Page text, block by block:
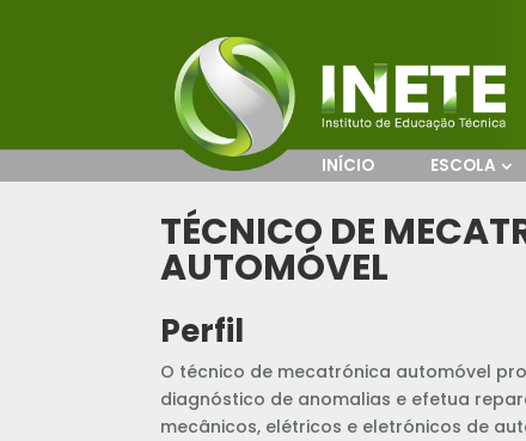
INÍCIO ESCOLA
TÉCNICO DE
AUTOMÓVEL
Perfil
O técnico de mecatrónica automóvel
diagnóstico de anomalias e efetua
mecânicos, elétricos e eletrónicos de